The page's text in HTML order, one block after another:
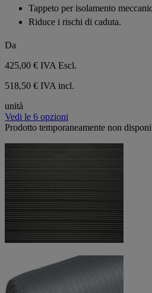
Tappeto per isolamento
Riduce i rischi di caduta.
Da
425,00 € IVA Escl.
518,50 € IVA incl.
unità
Vedi le 6 opzioni
Prodotto temporaneamente non